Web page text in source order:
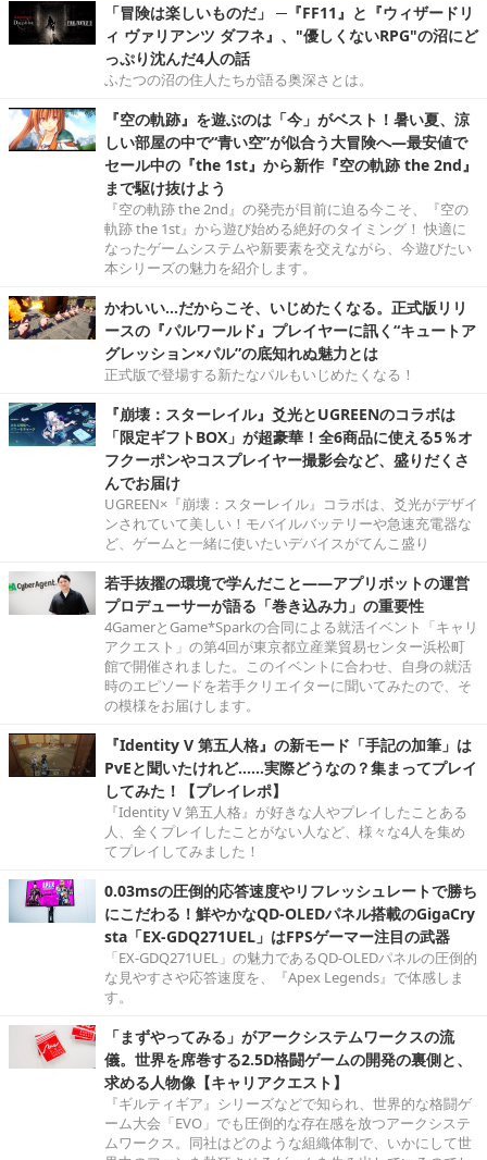
「冒険は楽しいものだ」 ─『FF11』と『ウィザードリ
ィ ヴァリアンツ ダフネ』、"優しくないRPG"の沼にど
っぷり沈んだ4人の話
ふたつの沼の住人たちが語る奥深さとは。
『空の軌跡』を遊ぶのは「今」がベスト！暑い夏、涼
しい部屋の中で“青い空”が似合う大冒険へ―最安値で
セール中の『the 1st』から新作『空の軌跡 the 2nd』
まで駆け抜けよう
『空の軌跡 the 2nd』の発売が目前に迫る今こそ、『空の
軌跡 the 1st』から遊び始める絶好のタイミング！ 快適に
なったゲームシステムや新要素を交えながら、今遊びたい
本シリーズの魅力を紹介します。
かわいい…だからこそ、いじめたくなる。正式版リリ
ースの『パルワールド』プレイヤーに訊く“キュートア
グレッション×パル”の底知れぬ魅力とは
正式版で登場する新たなパルもいじめたくなる！
『崩壊：スターレイル』爻光とUGREENのコラボは
「限定ギフトBOX」が超豪華！全6商品に使える5％オ
フクーポンやコスプレイヤー撮影会など、盛りだくさ
んでお届け
UGREEN×『崩壊：スターレイル』コラボは、爻光がデザイ
ンされていて美しい！モバイルバッテリーや急速充電器な
ど、ゲームと一緒に使いたいデバイスがてんこ盛り
若手抜擢の環境で学んだこと――アプリボットの運営
プロデューサーが語る「巻き込み力」の重要性
4GamerとGame*Sparkの合同による就活イベント「キャリ
アクエスト」の第4回が東京都立産業貿易センター浜松町
館で開催されました。このイベントに合わせ、自身の就活
時のエピソードを若手クリエイターに聞いてみたので、そ
の模様をお届けします。
『Identity V 第五人格』の新モード「手記の加筆」は
PvEと聞いたけれど……実際どうなの？集まってプレイ
してみた！【プレイレポ】
『Identity V 第五人格』が好きな人やプレイしたことある
人、全くプレイしたことがない人など、様々な4人を集め
てプレイしてみました！
0.03msの圧倒的応答速度やリフレッシュレートで勝ち
にこだわる！鮮やかなQD-OLEDパネル搭載のGigaCry
sta「EX-GDQ271UEL」はFPSゲーマー注目の武器
「EX-GDQ271UEL」の魅力であるQD-OLEDパネルの圧倒的
な見やすさや応答速度を、『Apex Legends』で体感しま
す。
「まずやってみる」がアークシステムワークスの流
儀。世界を席巻する2.5D格闘ゲームの開発の裏側と、
求める人物像【キャリアクエスト】
『ギルティギア』シリーズなどで知られ、世界的な格闘ゲ
ーム大会「EVO」でも圧倒的な存在感を放つアークシステ
ムワークス。同社はどのような組織体制で、いかにして世